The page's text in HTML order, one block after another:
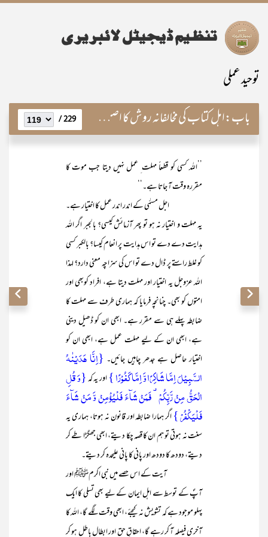
توحید عملی
باب:اہل کتاب کی مخالفانہ روش کا اصل سبب 229 /
’’اللہ کسی کو قطعاً مہلت ِ عمل نہیں دیتا جب موت کا
مقررہ وقت آ جاتا ہے۔‘‘
اجل مسمّٰی کے اندر اندر عمل کا اختیار ہے۔
یہ مہلت و اختیار نہ ہو تو پھر آزمائش کیسی؟ بالجبر اگر اللہ
ہدایت دے دے تو اس ہدایت پر انعام کیسا؟ بالکبر کسی
کو غلط راستے پر ڈال دے تو اس کی سزاچہ معنی دارد؟ لہذا
اللہ عزوجل یہ اختیار اور مہلت دیتا ہے، افراد کوبھی اور
امتوں کو بھی۔ چنانچہ فرمایا کہ ہماری طرف سے مہلت کا
ضابطہ پہلے ہی سے مقرر ہے۔ ابھی ان کو ڈھیل دینی
ہے، ابھی ان کے لیے مہلت عمل ہے، ابھی ان کو
اختیار حاصل ہے جدھر چاہیں جائیں۔ {اِنَّا ہَدَیۡنٰہُ
السَّبِیۡلَ اِمَّا شَاکِرًا وَّ اِمَّا کَفُوۡرًا }اور یہ کہ{وَ قُلِ
الۡحَقُّ مِنۡ رَّبِّکُمۡ ۟ فَمَنۡ شَآءَ فَلۡیُؤۡمِنۡ وَّ مَنۡ شَآءَ
فَلۡیَکۡفُرۡ }اگر ہمارا ضابطہ اور قانون نہ ہوتا، ہماری یہ
سنت نہ ہوتی تو ہم ان کا قصہ چکا دیتے، ابھی جھگڑا طے کر
دیتے، دودھ کا دودھ اور پانی کا پانی علیحدہ کر دیتے۔
آیت کے اس حصے میں نبی اکرمﷺ اور
آپؐ کے توسط سے اہل ایمان کے لیے بھی تسلی کا ایک
پہلو موجود ہے کہ تشویش نہ کیجئے، ابھی وقت لگے گا، اللہ کا
آخری فیصلہ آ کر رہے گا، احقاقِ حق اور ابطال باطل ہو کر